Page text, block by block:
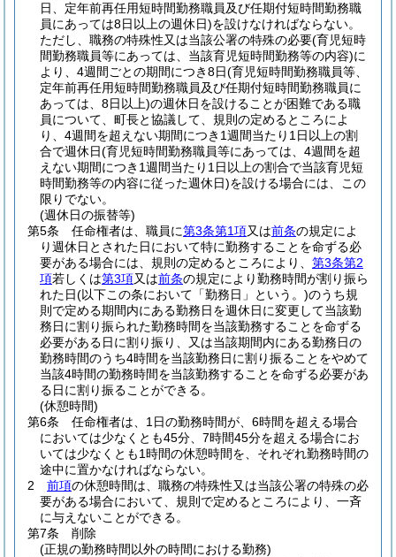
日、定年前再任用短時間勤務職員及び任期付短時間勤務職
員にあっては8日以上の週休日)を設けなければならない。
ただし、職務の特殊性又は当該公署の特殊の必要(育児短時
間勤務職員等にあっては、当該育児短時間勤務等の内容)に
より、4週間ごとの期間につき8日(育児短時間勤務職員等、
定年前再任用短時間勤務職員及び任期付短時間勤務職員に
あっては、8日以上)の週休日を設けることが困難である職
員について、町長と協議して、規則の定めるところによ
り、4週間を超えない期間につき1週間当たり1日以上の割
合で週休日(育児短時間勤務職員等にあっては、4週間を超
えない期間につき1週間当たり1日以上の割合で当該育児短
時間勤務等の内容に従った週休日)を設ける場合には、この
限りでない。
(週休日の振替等)
第5条
任命権者は、職員に第3条第1項又は前条の規定によ
り週休日とされた日において特に勤務することを命ずる必
要がある場合には、規則の定めるところにより、 第3条第2
項若しくは第3項又は前条の規定により勤務時間が割り振ら
れた日(以下この条において「勤務日」という。)のうち規
則で定める期間内にある勤務日を週休日に変更して当該勤
務日に割り振られた勤務時間を当該勤務することを命ずる
必要がある日に割り振り、又は当該期間内にある勤務日の
勤務時間のうち4時間を当該勤務日に割り振ることをやめて
当該4時間の勤務時間を当該勤務することを命ずる必要があ
る日に割り振ることができる。
(休憩時間)
第6条
任命権者は、1日の勤務時間が、6時間を超える場合
においては少なくとも45分、7時間45分を超える場合にお
いては少なくとも1時間の休憩時間を、それぞれ勤務時間の
途中に置かなければならない。
2
前項の休憩時間は、職務の特殊性又は当該公署の特殊の必
要がある場合において、規則で定めるところにより、一斉
に与えないことができる。
第7条
削除
(正規の勤務時間以外の時間における勤務)